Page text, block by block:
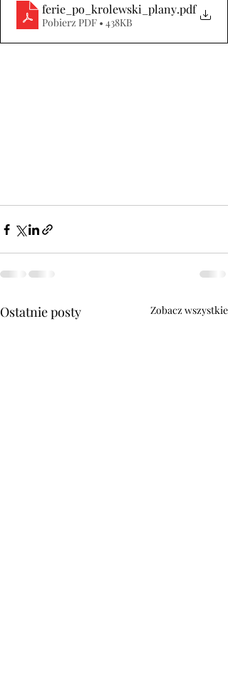
ferie_po_krolewski_plany.pdf
Pobierz PDF • 438KB
Ostatnie posty Zobacz wszystkie